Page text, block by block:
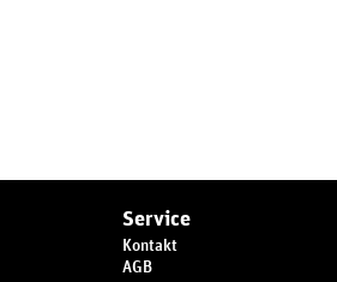
Service
Kontakt
AGB